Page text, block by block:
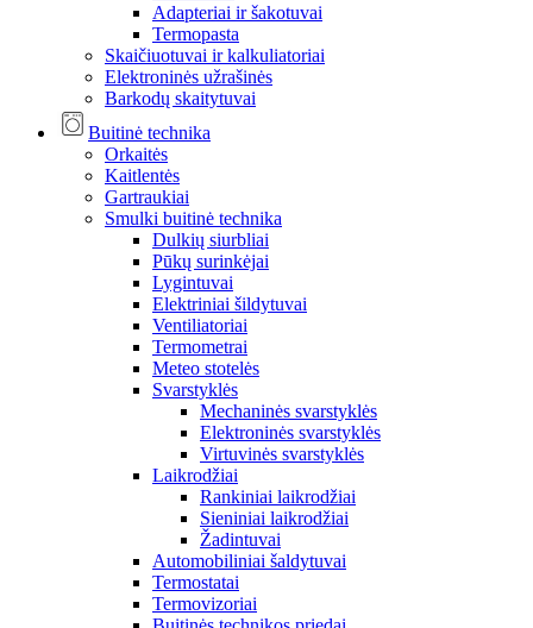
Adapteriai ir šakotuvai
Termopasta
Skaičiuotuvai ir kalkuliatoriai
Elektroninės užrašinės
Barkodų skaitytuvai
Buitinė technika
Orkaitės
Kaitlentės
Gartraukiai
Smulki buitinė technika
Dulkių siurbliai
Pūkų surinkėjai
Lygintuvai
Elektriniai šildytuvai
Ventiliatoriai
Termometrai
Meteo stotelės
Svarstyklės
Mechaninės svarstyklės
Elektroninės svarstyklės
Virtuvinės svarstyklės
Laikrodžiai
Rankiniai laikrodžiai
Sieniniai laikrodžiai
Žadintuvai
Automobiliniai šaldytuvai
Termostatai
Termovizoriai